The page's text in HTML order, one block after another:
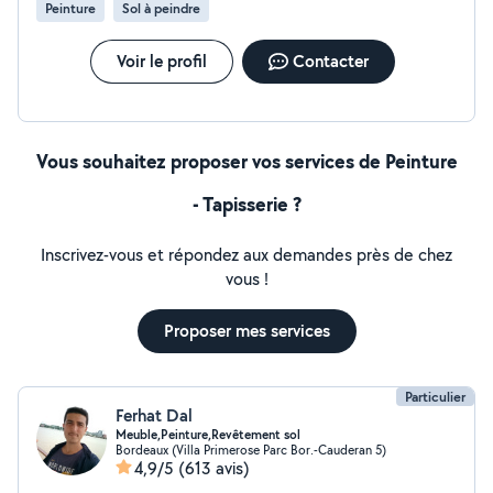
et ponctuel Nous utilisons une peinture haute qualité
venant de chez Unikalo qui rend une finition impeccable
et durable en vous laissant un chez vous propre et
évacuer
Peinture Sol à peindre
Voir le profil Contacter
Vous souhaitez proposer vos services de Peinture
- Tapisserie ?
Inscrivez-vous et répondez aux demandes près de chez
vous !
Proposer mes services
Particulier
Ferhat Dal
Meuble,Peinture,Revêtement sol
Bordeaux (Villa Primerose Parc Bor.-Cauderan 5)
4,9/5 (613 avis)